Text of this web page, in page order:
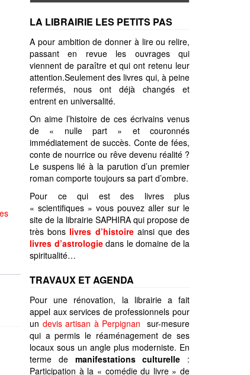
LA LIBRAIRIE LES PETITS PAS
A pour ambition de donner à lire ou relire,
passant en revue les ouvrages qui
viennent de paraître et qui ont retenu leur
attention.Seulement des livres qui, à peine
refermés, nous ont déjà changés et
entrent en universalité.
On aime l’histoire de ces écrivains venus
de « nulle part » et couronnés
immédiatement de succès. Conte de fées,
conte de nourrice ou rêve devenu réalité ?
Le suspens lié à la parution d’un premier
roman comporte toujours sa part d’ombre.
Pour ce qui est des livres plus
« scientifiques » vous pouvez aller sur le
site de la librairie SAPHIRA qui propose de
très bons livres d’histoireainsi que des
livres d’astrologiedans le domaine de la
spiritualité…
TRAVAUX ET AGENDA
Pour une rénovation, la librairie a fait
appel aux services de professionnels pour
un devis artisan à Perpignan sur-mesure
qui a permis le réaménagement de ses
locaux sous un angle plus moderniste. En
terme de manifestations culturelle :
Participation à la « comédie du livre » de